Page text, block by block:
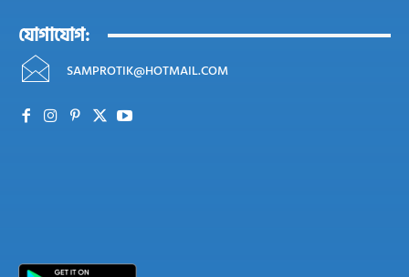
যোগাযোগ:
SAMPROTIK@HOTMAIL.COM